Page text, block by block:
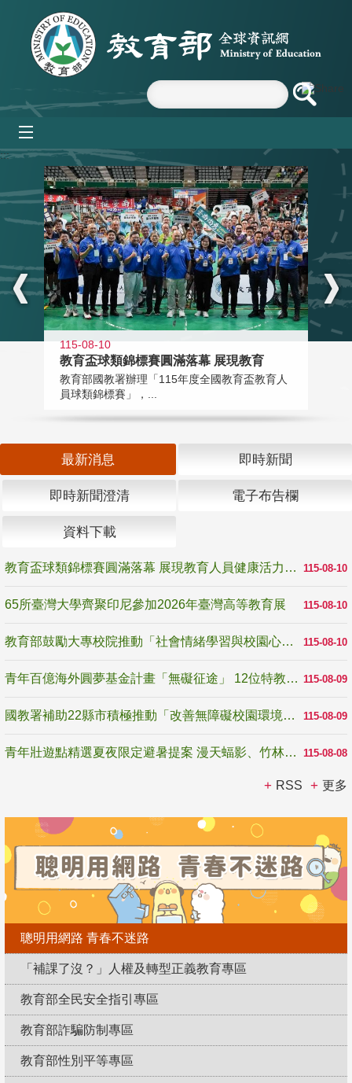
跳到主要內容區塊
:::
115-08-10
教育盃球類錦標賽圓滿落幕 展現教育
教育部國教署辦理「115年度全國教育盃教育人
員球類錦標賽」，...
最新消息 即時新聞
即時新聞澄清 電子布告欄
資料下載
115-08-10
教育盃球類錦標賽圓滿落幕 展現教育人員健康活力與團隊精神
115-08-10
65所臺灣大學齊聚印尼參加2026年臺灣高等教育展
115-08-10
教育部鼓勵大專校院推動「社會情緒學習與校園心理健康促進計畫」 培育校園「心」韌性
115-08-09
青年百億海外圓夢基金計畫「無礙征途」 12位特教與弱勢青年勇闖西班牙 跨越感官限制見證生命蛻變
115-08-09
國教署補助22縣市積極推動「改善無障礙校園環境計畫」 打造友善、安全、無礙學習空間
115-08-08
青年壯遊點精選夏夜限定避暑提案 漫天蝠影、竹林尋蛙、茶香夜觀 邀青年暮色出發
RSS 更多
聰明用網路 青春不迷路
「補課了沒？」人權及轉型正義教育專區
教育部全民安全指引專區
教育部詐騙防制專區
教育部性別平等專區